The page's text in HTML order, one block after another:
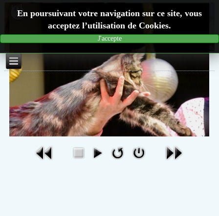
En poursuivant votre navigation sur ce site, vous
acceptez l’utilisation de Cookies.
J'accepte